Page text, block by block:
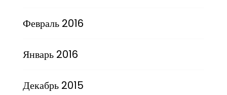
Февраль 2016
Январь 2016
Декабрь 2015